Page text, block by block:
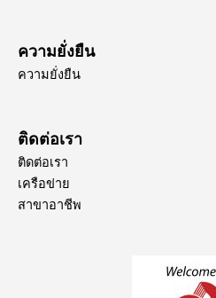
ความยั่งยืน
ความยั่งยืน
ติดต่อเรา
ติดต่อเรา
เครือข่าย
สาขาอาชีพ